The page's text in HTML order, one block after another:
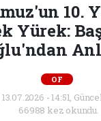
10.
Yürek:
OF
- 14:51,
66988 kez okundu.